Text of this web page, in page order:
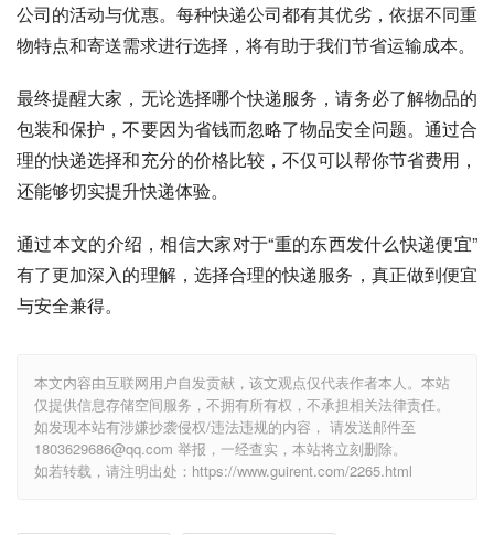
公司的活动与优惠。每种快递公司都有其优劣，依据不同重
物特点和寄送需求进行选择，将有助于我们节省运输成本。
最终提醒大家，无论选择哪个快递服务，请务必了解物品的
包装和保护，不要因为省钱而忽略了物品安全问题。通过合
理的快递选择和充分的价格比较，不仅可以帮你节省费用，
还能够切实提升快递体验。
通过本文的介绍，相信大家对于“重的东西发什么快递便宜”
有了更加深入的理解，选择合理的快递服务，真正做到便宜
与安全兼得。
本文内容由互联网用户自发贡献，该文观点仅代表作者本人。本站
仅提供信息存储空间服务，不拥有所有权，不承担相关法律责任。
如发现本站有涉嫌抄袭侵权/违法违规的内容， 请发送邮件至
1803629686@qq.com 举报，一经查实，本站将立刻删除。
如若转载，请注明出处：https://www.guirent.com/2265.html